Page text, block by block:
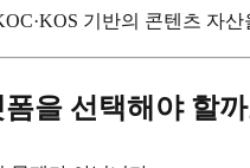
기반의 콘텐츠 자
을 선택해야 할